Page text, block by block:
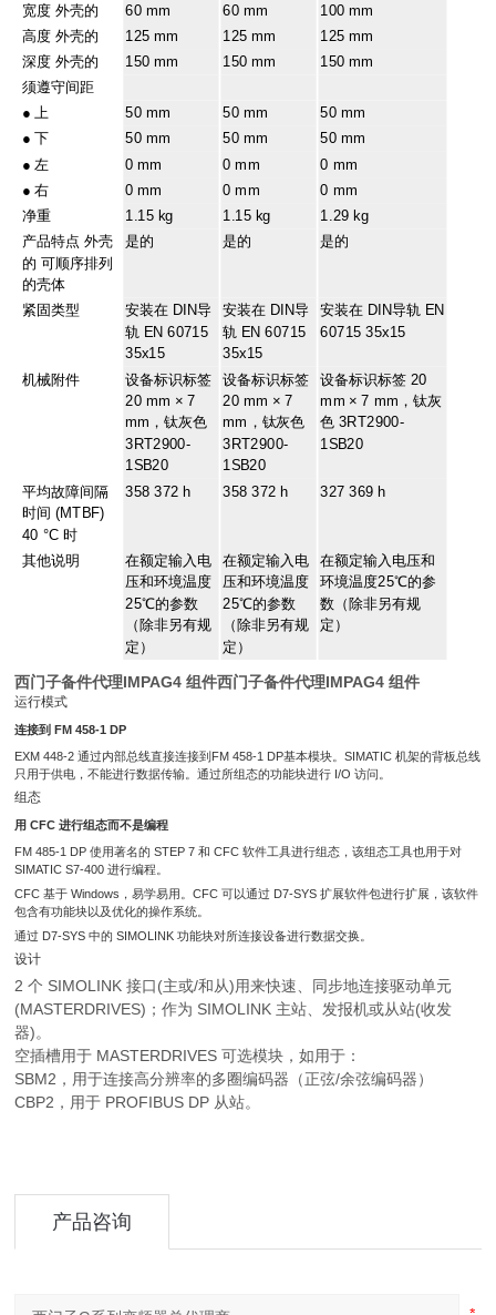
宽度 外壳的 60 mm 60 mm 100 mm
高度 外壳的 125 mm 125 mm
125 mm
深度 外壳的
150 mm 150 mm 150 mm
须遵守间距
●上 50 mm 50 mm 50 mm
●下 50 mm 50 mm
50 mm
● 左 0 mm 0 mm 0 mm
●右 0 mm 0 mm
0 mm
净重
1.15 kg 1.15 kg 1.29 kg
产品特点 外壳
的 可顺序排列
的壳体
是的 是的 是的
紧固类型 安装在 DIN导
轨 EN 60715
35x15
安装在 DIN导
轨 EN 60715
35x15
安装在 DIN导轨 EN
60715 35x15
机械附件
设备标识标签
20 mm × 7
mm，钛灰色
3RT2900-
1SB20
设备标识标签
20 mm × 7
mm，钛灰色
3RT2900-
1SB20
设备标识标签 20
mm × 7 mm，钛灰
色 3RT2900-
1SB20
平均故障间隔
时间 (MTBF)
40 °C 时
358 372 h 358 372 h 327 369 h
其他说明
在额定输入电
压和环境温度
25℃的参数
（除非另有规
定）
在额定输入电
压和环境温度
25℃的参数
（除非另有规
定）
在额定输入电压和
环境温度25℃的参
数（除非另有规
定）
西门子备件代理IMPAG4 组件西门子备件代理IMPAG4 组件
运行模式
连接到 FM 458-1 DP
EXM 448-2 通过内部总线直接连接到FM 458-1 DP基本模块。SIMATIC 机架的背板总线
只用于供电，不能进行数据传输。通过所组态的功能块进行 I/O 访问。
组态
用 CFC 进行组态而不是编程
FM 485-1 DP 使用著名的 STEP 7 和 CFC 软件工具进行组态，该组态工具也用于对
SIMATIC S7-400 进行编程。
CFC 基于 Windows，易学易用。CFC 可以通过 D7-SYS 扩展软件包进行扩展，该软件
包含有功能块以及优化的操作系统。
通过 D7-SYS 中的 SIMOLINK 功能块对所连接设备进行数据交换。
设计
2 个 SIMOLINK 接口(主或/和从)用来快速、同步地连接驱动单元
(MASTERDRIVES)；作为 SIMOLINK 主站、发报机或从站(收发
器)。
空插槽用于 MASTERDRIVES 可选模块，如用于：
SBM2，用于连接高分辨率的多圈编码器（正弦/余弦编码器）
CBP2，用于 PROFIBUS DP 从站。
产品咨询